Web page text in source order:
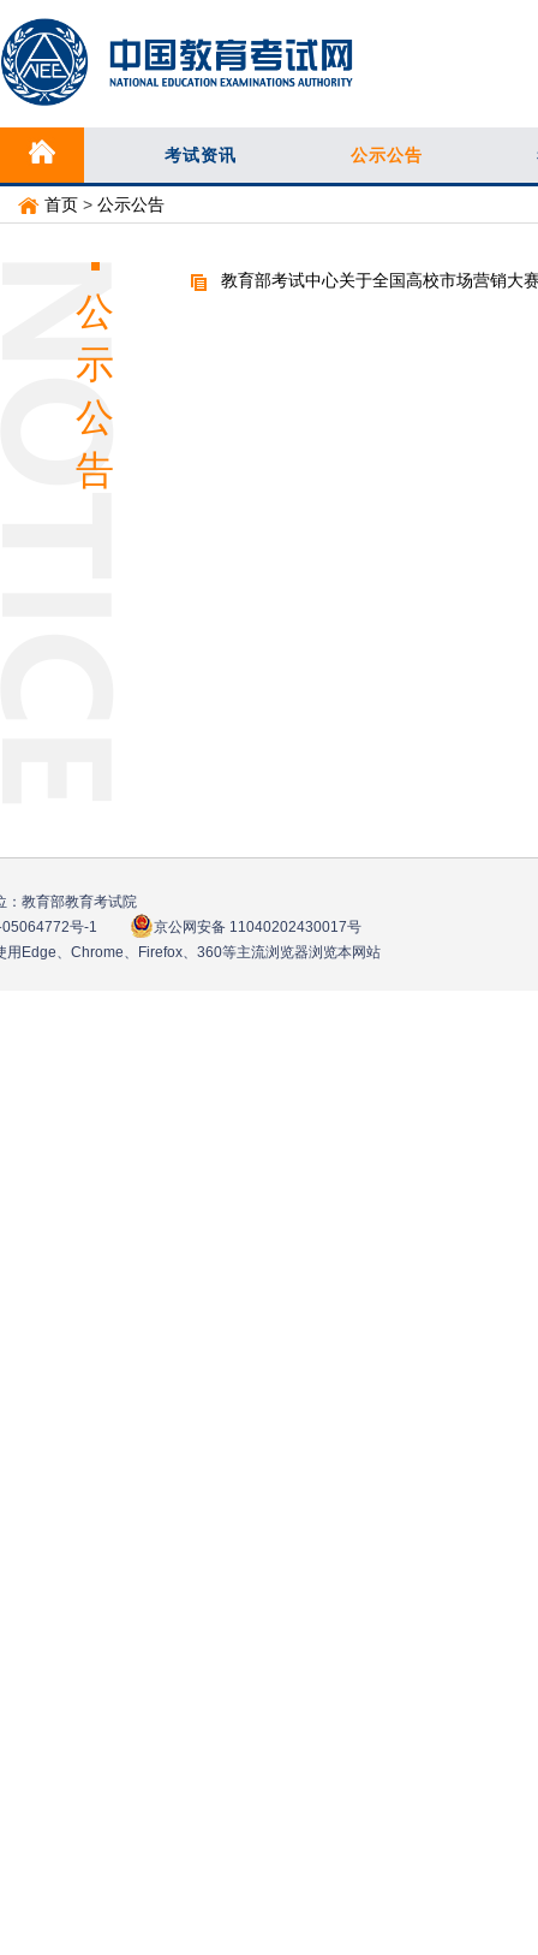
考试资讯 公示公告
首页 > 公示公告
公
示
公
告
教育部考试中心关于全国高校市场营销大
：教育部教育考试院
05064772号-1
京公网安备 11040202430017号
用Edge、Chrome、Firefox、360等主流浏览器浏览本网站